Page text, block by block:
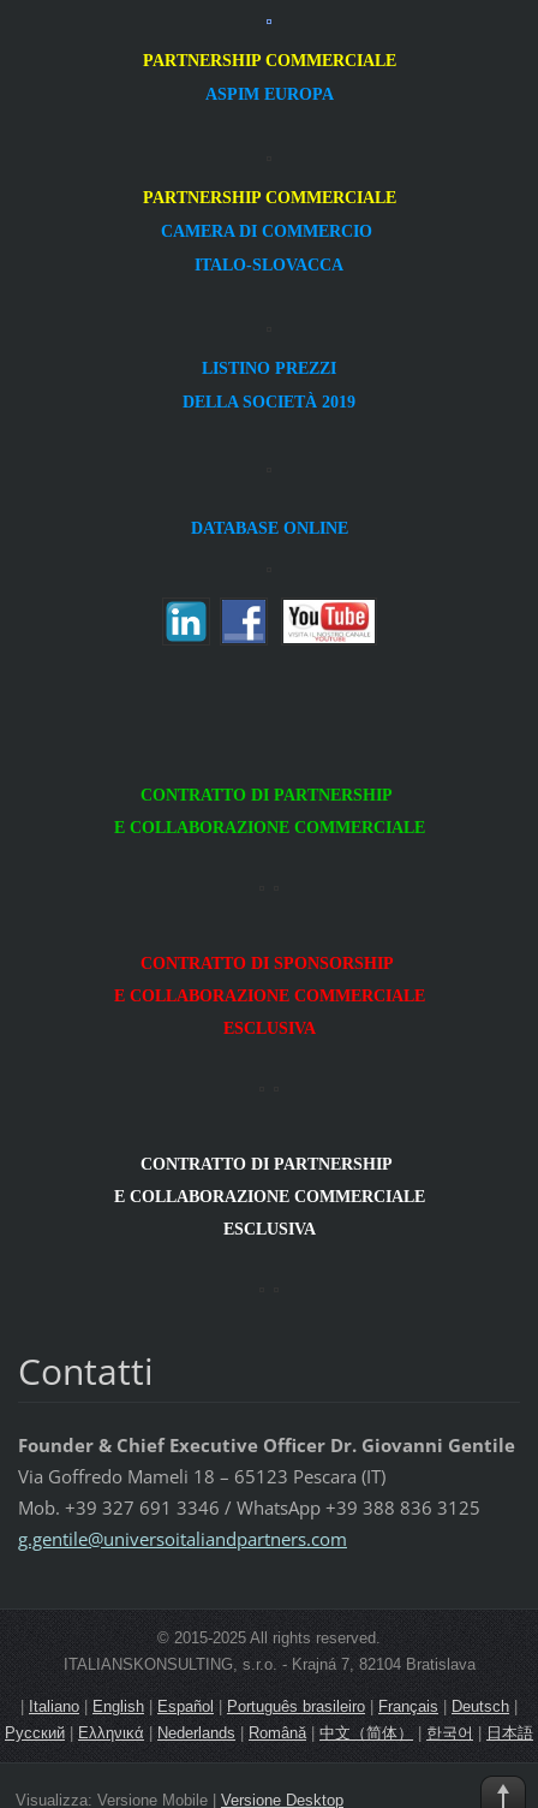
PARTNERSHIP COMMERCIALE
ASPIM EUROPA
PARTNERSHIP COMMERCIALE
CAMERA DI COMMERCIO
ITALO-SLOVACCA
LISTINO PREZZI
DELLA SOCIETÀ 2019
DATABASE ONLINE
CONTRATTO DI PARTNERSHIP
E COLLABORAZIONE COMMERCIALE
CONTRATTO DI SPONSORSHIP
E COLLABORAZIONE COMMERCIALE
ESCLUSIVA
CONTRATTO DI PARTNERSHIP
E COLLABORAZIONE COMMERCIALE
ESCLUSIVA
Contatti
Founder & Chief Executive Officer Dr. Giovanni Gentile
Via Goffredo Mameli 18 – 65123 Pescara (IT)
Mob. +39 327 691 3346 / WhatsApp +39 388 836 3125
g.gentile@universoitaliandpartners.com
© 2015-2025 All rights reserved.
ITALIANSKONSULTING, s.r.o. - Krajná 7, 82104 Bratislava
Italiano| English Español | Português brasileiro Français Deutsch|
Русский | Ελληνικά Nederlands | Română| 中文（简体） 한국어| 日本語
Visualizza: Versione Mobile| Versione Desktop